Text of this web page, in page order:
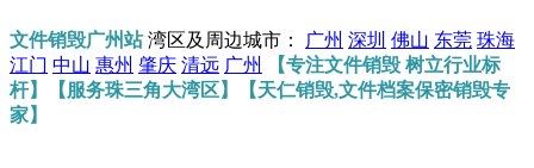
文件销毁广州站湾区及周边城市： 广州 深圳 佛山 东莞 珠海
江门 中山 惠州 肇庆 清远 广州
【专注文件销毁 树立行业标
杆】【服务珠三角大湾区】【天仁销毁,文件档案保密销毁专
家】